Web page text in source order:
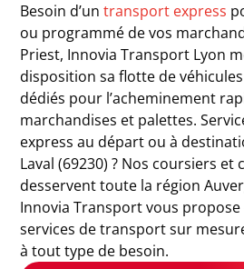
Besoin d’un transport express
ou programmé de vos
Priest, Innovia Transport Lyon
disposition sa flotte de
dédiés pour l’acheminement
marchandises et palettes.
express au départ ou à
Laval (69230) ? Nos coursiers
desservent toute la région
Innovia Transport vous propose
services de transport sur
à tout type de besoin.